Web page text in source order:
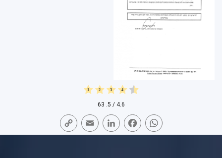
4.6
/ 5.
63
WhatsApp
Facebook
LinkedIn
Email
Link